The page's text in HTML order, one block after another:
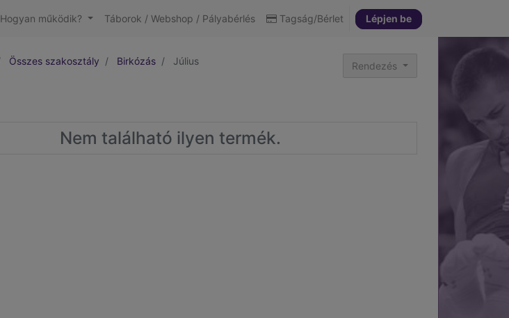
Hogyan működik? Táborok / Webshop / Pályabérlés Tagság/Bérlet Lépjen be
Összes szakosztály Birkózás Július Rendezés
Nem található ilyen termék.